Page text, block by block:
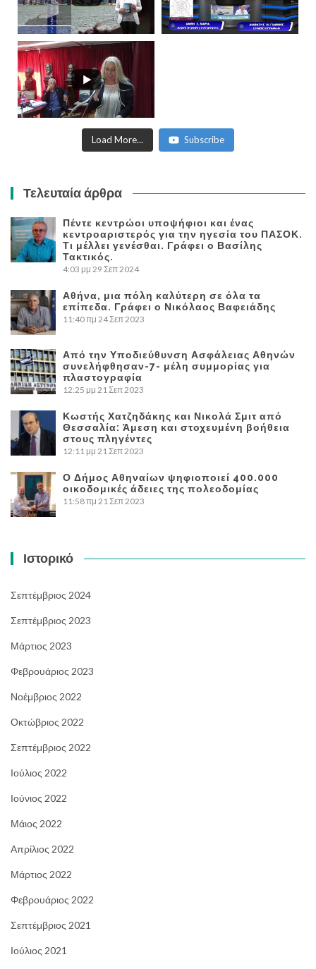
Load More... Subscribe
Τελευταία άρθρα
Πέντε κεντρώοι υποψήφιοι και ένας
κεντροαριστερός για την ηγεσία του ΠΑΣΟΚ.
Τι μέλλει γενέσθαι. Γράφει ο Βασίλης
Τακτικός.
4:03 μμ 29 Σεπ 2024
Αθήνα, μια πόλη καλύτερη σε όλα τα
επίπεδα. Γράφει ο Νικόλαος Βαφειάδης
11:40 πμ 24 Σεπ 2023
Από την Υποδιεύθυνση Ασφάλειας Αθηνών
συνελήφθησαν-7- μέλη συμμορίας για
πλαστογραφία
12:25 μμ 21 Σεπ 2023
Κωστής Χατζηδάκης και Νικολά Σμιτ από
Θεσσαλία: Άμεση και στοχευμένη βοήθεια
στους πληγέντες
12:11 μμ 21 Σεπ 2023
Ο Δήμος Αθηναίων ψηφιοποιεί 400.000
οικοδομικές άδειες της πολεοδομίας
11:58 πμ 21 Σεπ 2023
Ιστορικό
Σεπτέμβριος 2024
Σεπτέμβριος 2023
Μάρτιος 2023
Φεβρουάριος 2023
Νοέμβριος 2022
Οκτώβριος 2022
Σεπτέμβριος 2022
Ιούλιος 2022
Ιούνιος 2022
Μάιος 2022
Απρίλιος 2022
Μάρτιος 2022
Φεβρουάριος 2022
Σεπτέμβριος 2021
Ιούλιος 2021